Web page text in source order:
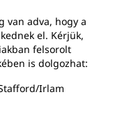
van adva, hogy a
el. Kérjük,
felsorolt
is dolgozhat:
Irlam